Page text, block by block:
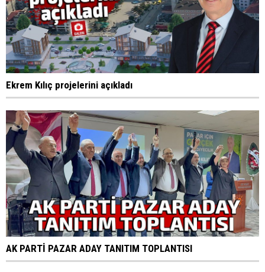
Ekrem Kılıç projelerini açıkladı
AK PARTİ PAZAR ADAY TANITIM TOPLANTISI